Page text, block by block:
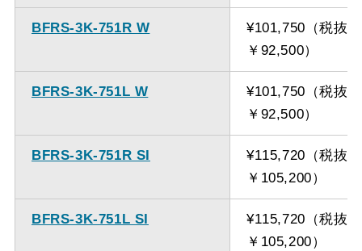
BFRS-3K-751R W
¥101,750（税抜
￥92,500）
BFRS-3K-751L W
¥101,750（税抜
￥92,500）
BFRS-3K-751R SI
¥115,720（税抜
￥105,200）
BFRS-3K-751L SI
¥115,720（税抜
￥105,200）